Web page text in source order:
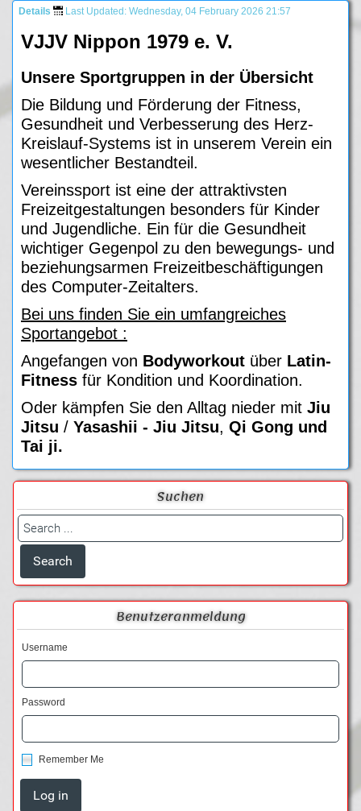
Details Last Updated: Wednesday, 04 February 2026 21:57
VJJV Nippon 1979 e. V.
Unsere Sportgruppen in der Übersicht
Die Bildung und Förderung der Fitness,
Gesundheit und Verbesserung des Herz-
Kreislauf-Systems ist in unserem Verein ein
wesentlicher Bestandteil.
Vereinssport ist eine der attraktivsten
Freizeitgestaltungen besonders für Kinder
und Jugendliche. Ein für die Gesundheit
wichtiger Gegenpol zu den bewegungs- und
beziehungsarmen Freizeitbeschäftigungen
des Computer-Zeitalters.
Bei uns finden Sie ein umfangreiches
Sportangebot :
Angefangen von Bodyworkout über Latin-
Fitness für Kondition und Koordination.
Oder kämpfen Sie den Alltag nieder mit Jiu
Jitsu / Yasashii - Jiu Jitsu, Qi Gong und
Tai ji.
Suchen
Benutzeranmeldung
Username
Password
Remember Me